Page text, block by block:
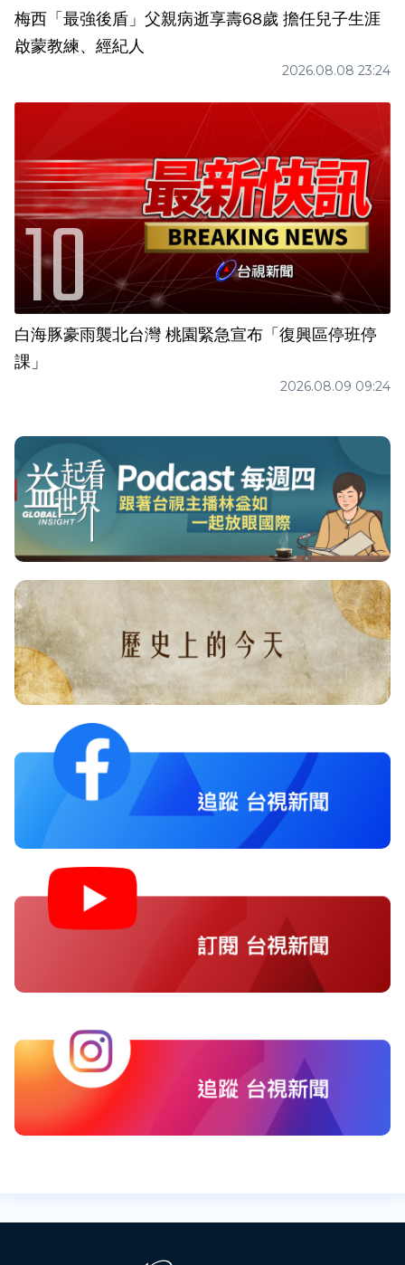
梅西「最強後盾」父親病逝享壽68歲 擔任兒子生涯
啟蒙教練、經紀人
2026.08.08 23:24
白海豚豪雨襲北台灣 桃園緊急宣布「復興區停班停
課」
2026.08.09 09:24